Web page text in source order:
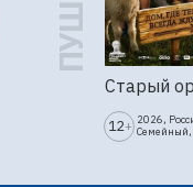
Старый
12+ 2026,
Семейный,